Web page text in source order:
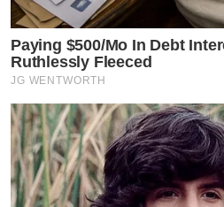
Paying $500/Mo In Debt
Ruthlessly Fleeced
JG WENTWORTH